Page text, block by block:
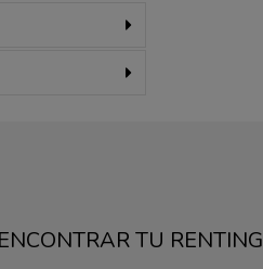
TU RENTING